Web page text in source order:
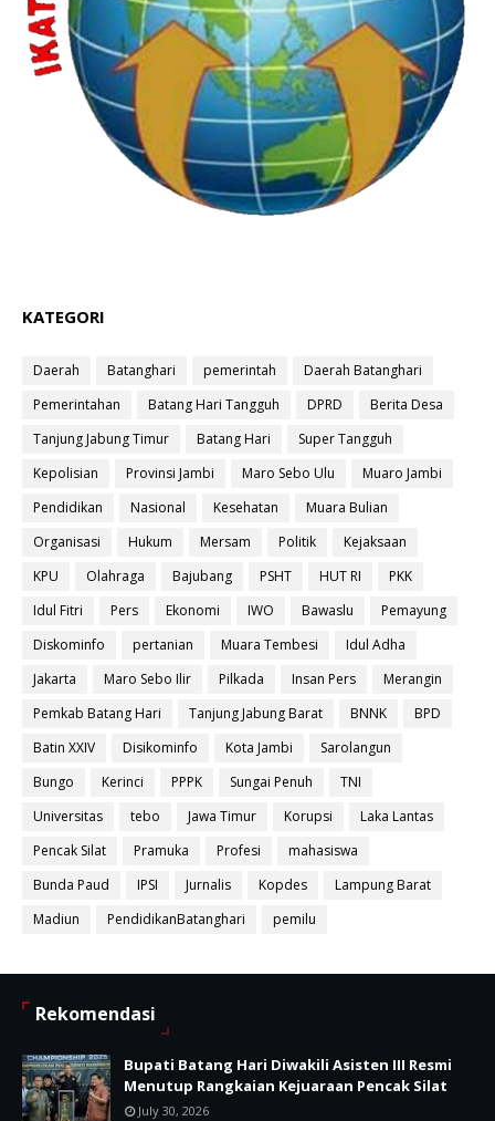
KATEGORI
Daerah Batanghari pemerintah
Daerah Batanghari
Pemerintahan
Batang Hari Tangguh DPRD
Berita Desa
Tanjung Jabung Timur
Batang Hari
Super Tangguh
Kepolisian
Provinsi Jambi Maro Sebo Ulu
Muaro Jambi
Pendidikan
Nasional Kesehatan
Muara Bulian
Organisasi
Hukum Mersam Politik
Kejaksaan
KPU
Olahraga Bajubang PSHT HUT RI
PKK
Idul Fitri
Pers Ekonomi IWO Bawaslu
Pemayung
Diskominfo
pertanian Muara Tembesi
Idul Adha
Jakarta
Maro Sebo Ilir Pilkada Insan Pers
Merangin
Pemkab Batang Hari
Tanjung Jabung Barat BNNK
BPD
Batin XXIV
Disikominfo Kota Jambi
Sarolangun
Bungo
Kerinci PPPK Sungai Penuh
TNI
Universitas
tebo Jawa Timur Korupsi
Laka Lantas
Pencak Silat
Pramuka Profesi
mahasiswa
Bunda Paud
IPSI Jurnalis Kopdes
Lampung Barat
Madiun
PendidikanBatanghari pemilu
Rekomendasi
Bupati Batang Hari Diwakili Asisten III Resmi
Menutup Rangkaian Kejuaraan Pencak Silat
July 30, 2026